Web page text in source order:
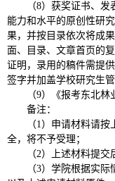
（8）获奖证书、
能力和水平的原创性研
果，并按目录依次将成
面、目录、文章首页的
证明，录用的稿件需提
签字并加盖学校研究生管
（9）《报考东北
备注：
（1）申请材料请
全，将不予受理；
（2）上述材料提交
（3）学院根据实